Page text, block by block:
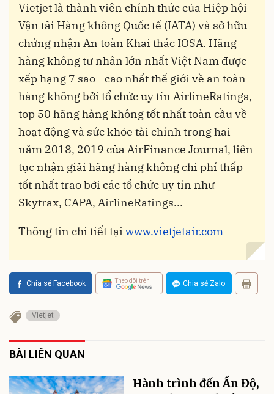
Vietjet là thành viên chính thức của Hiệp hội
Vận tải Hàng không Quốc tế (IATA) và sở hữu
chứng nhận An toàn Khai thác IOSA. Hãng
hàng không tư nhân lớn nhất Việt Nam được
xếp hạng 7 sao - cao nhất thế giới về an toàn
hàng không bởi tổ chức uy tín AirlineRatings,
top 50 hãng hàng không tốt nhất toàn cầu về
hoạt động và sức khỏe tài chính trong hai
năm 2018, 2019 của AirFinance Journal, liên
tục nhận giải hãng hàng không chi phí thấp
tốt nhất trao bởi các tổ chức uy tín như
Skytrax, CAPA, AirlineRatings...
Thông tin chi tiết tại www.vietjetair.com
Chia sẻ Facebook Theo dõi trên Chia sẻ Zalo
Vietjet
BÀI LIÊN QUAN
Hành trình đến Ấn Độ,